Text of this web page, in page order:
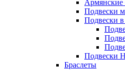
Армянские
Подвески
Подвески
Подвески
Браслеты